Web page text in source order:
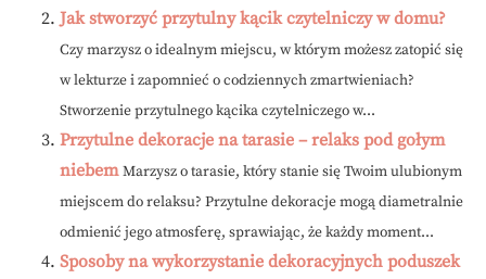
Jak stworzyć przytulny kącik czytelniczy w domu?
Czy marzysz o idealnym miejscu, w którym możesz zatopić się
w lekturze i zapomnieć o codziennych zmartwieniach?
Stworzenie przytulnego kącika czytelniczego w...
Przytulne dekoracje na tarasie – relaks pod gołym
niebem Marzysz o tarasie, który stanie się Twoim ulubionym
miejscem do relaksu? Przytulne dekoracje mogą diametralnie
odmienić jego atmosferę, sprawiając, że każdy moment...
Sposoby na wykorzystanie dekoracyjnych poduszek